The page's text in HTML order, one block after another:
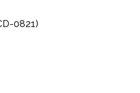
0821)